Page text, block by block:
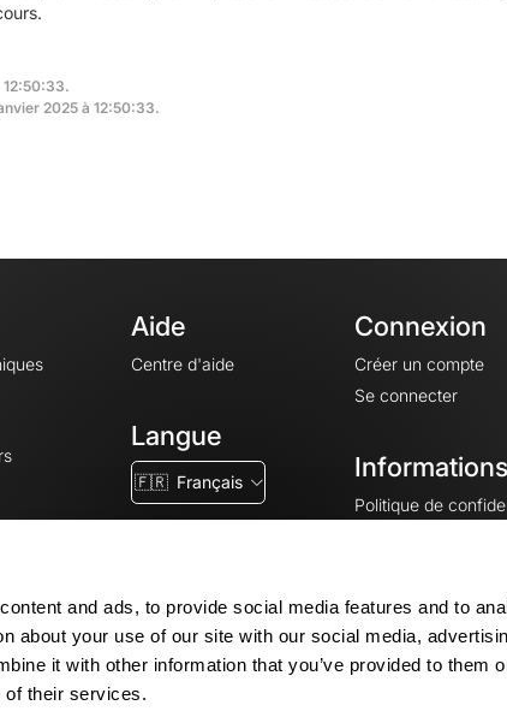
and ads, to provide social media features and to
about your use of our site with our social media,
it with other information that you’ve provided to them
of their services.
12:50:33.
2025 à 12:50:33.
Aide
Centre d'aide
Langue
🇫🇷 Français
Connexion
Créer un compte
Se connecter
Politique de
Mentions légales
Paramètres des